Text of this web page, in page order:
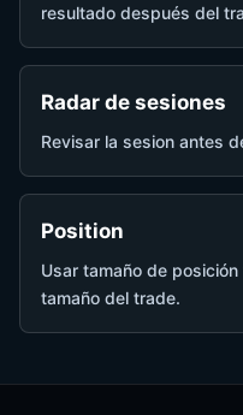
resultado después del
Radar de sesiones
Revisar la sesion antes
Position
Usar tamaño de
tamaño del trade.